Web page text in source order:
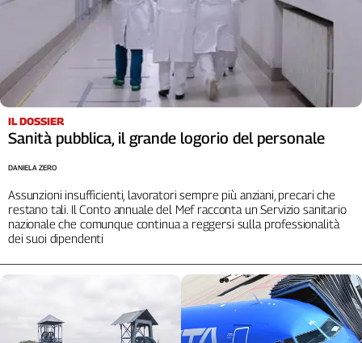
Lavoro
Territori
Molise
Adige
Basilicata
Calabria
Campania
Romagna
Giulia
IL DOSSIER
Sanità pubblica, il grande logorio del personale
Assunzioni insufficienti, lavoratori sempre più anziani, precari che
restano tali. Il Conto annuale del Mef racconta un Servizio sanitario
nazionale che comunque continua a reggersi sulla professionalità
dei suoi dipendenti
DANIELA ZERO